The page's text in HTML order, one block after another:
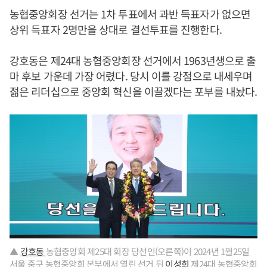
농협중앙회장 선거는 1차 투표에서 과반 득표자가 없으면
상위 득표자 2명만을 상대로 결선투표를 진행한다.
강호동은 제24대 농협중앙회장 선거에서 1963년생으로 출
마 후보 가운데 가장 어렸다. 당시 이를 강점으로 내세우며
젊은 리더십으로 중앙회 혁신을 이끌겠다는 포부를 내놨다.
▲ 강호동 농협중앙회 제25대 회장 당선인(오른쪽)이 2024년 1월25일
서울 중구 농협중앙회 본부에서 열린 선거 뒤 이성희 제24대 농협중앙회